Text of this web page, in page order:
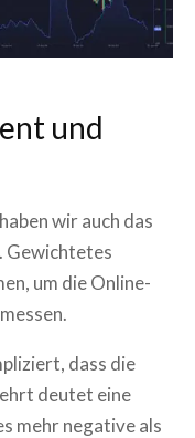
und
wir auch das
Gewichtetes
um die Online-
dass die
deutet eine
mehr negative als